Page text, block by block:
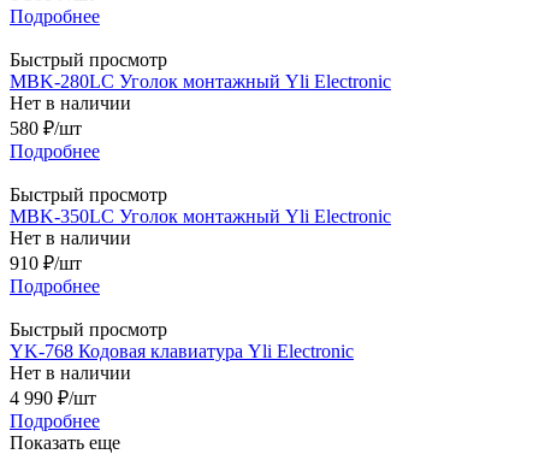
Подробнее
Быстрый просмотр
MBK-280LC Уголок монтажный Yli Electronic
Нет в наличии
580 ₽/шт
Подробнее
Быстрый просмотр
MBK-350LC Уголок монтажный Yli Electronic
Нет в наличии
910 ₽/шт
Подробнее
Быстрый просмотр
YK-768 Кодовая клавиатура Yli Electronic
Нет в наличии
4 990 ₽/шт
Подробнее
Показать еще